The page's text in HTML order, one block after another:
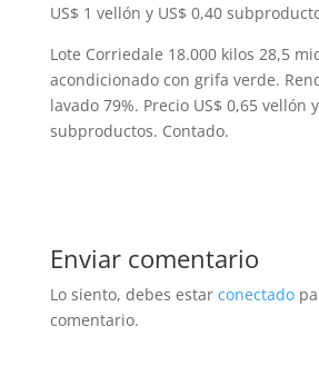
US$ 1 vellón y US$ 0,40
Lote Corriedale 18.000 kilos 28,5
acondicionado con grifa verde.
lavado 79%. Precio US$ 0,65 vellón
subproductos. Contado.
Enviar comentario
Lo siento, debes estar conectado
comentario.